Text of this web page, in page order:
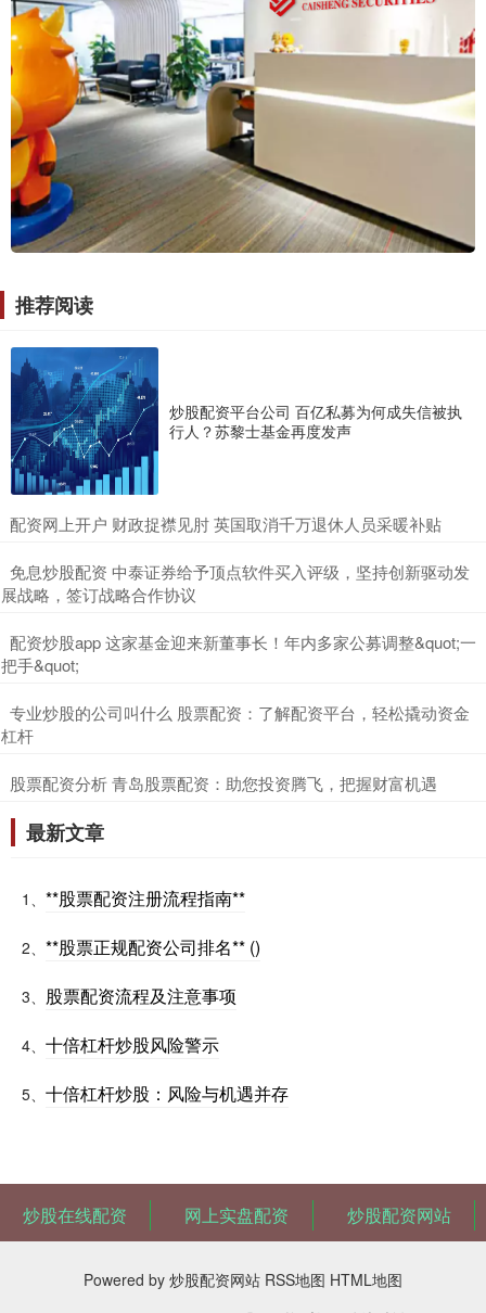
推荐阅读
炒股配资平台公司 百亿私募为何成失信被执
行人？苏黎士基金再度发声
​配资网上开户 财政捉襟见肘 英国取消千万退休人员采暖补贴
​免息炒股配资 中泰证券给予顶点软件买入评级，坚持创新驱动发
展战略，签订战略合作协议
​配资炒股app 这家基金迎来新董事长！年内多家公募调整&quot;一
把手&quot;
​专业炒股的公司叫什么 股票配资：了解配资平台，轻松撬动资金
杠杆
​股票配资分析 青岛股票配资：助您投资腾飞，把握财富机遇
最新文章
1、 **股票配资注册流程指南**
2、 **股票正规配资公司排名** ()
3、 股票配资流程及注意事项
4、 十倍杠杆炒股风险警示
5、 十倍杠杆炒股：风险与机遇并存
炒股在线配资 网上实盘配资 炒股配资网站
Powered by 炒股配资网站 RSS地图 HTML地图